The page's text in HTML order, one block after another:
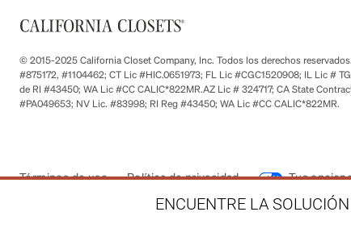
ENCUENTRE LA
© 2015-2025 California Closet Company, Inc. Todos los derechos
#875172, #1104462; CT Lic #HIC.0651973; FL Lic #CGC1520908; IL Lic #
de RI #43450; WA Lic #CC CALIC*822MR.AZ Lic # 324717; CA State
#PA049653; NV Lic. #83998; RI Reg #43450; WA Lic #CC CALIC*822MR.
Términos de uso Política de privacidad Tus